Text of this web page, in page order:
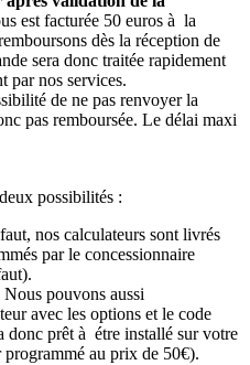
est facturée 50 euros à la
dès la réception de
sera donc traitée rapidement
par nos services.
de ne pas renvoyer la
pas remboursée. Le délai maxi
possibilités :
nos calculateurs sont livrés
par le concessionnaire
Nous pouvons aussi
avec les options et le code
donc prêt à étre installé sur votre
au prix de 50€).